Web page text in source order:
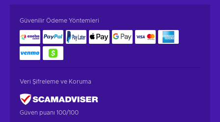
Güvenilir Ödeme Yöntemleri
Veri Şifreleme ve Koruma
Güven puanı 100/100